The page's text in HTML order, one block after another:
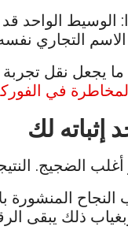
الوسيط الواحد
التجاري
ما يجعل نقل
في
إثباته لك
الضجيج.
المنشورة
ذلك يبقى